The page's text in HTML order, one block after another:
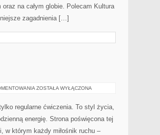
na całym globie. Polecam Kultura
zagadnienia […]
SPRZĘT
ZOSTAŁA WYŁĄCZONA
regularne ćwiczenia. To styl życia,
energię. Strona poświęcona tej
w którym każdy miłośnik ruchu –